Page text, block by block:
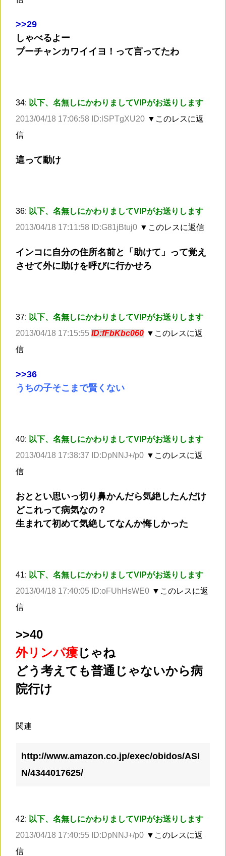
>>29
しゃべるよー
プーチャンカワイイヨ！って言ってたわ
34: 以下、名無しにかわりましてVIPがお送りします
2013/04/18 17:06:58 ID:lSPTgXU20 ▼このレスに返
信
這って動け
36: 以下、名無しにかわりましてVIPがお送りします
2013/04/18 17:11:58 ID:G81jBtuj0 ▼このレスに返信
インコに自分の住所名前と「助けて」って覚え
させて外に助けを呼びに行かせろ
37: 以下、名無しにかわりましてVIPがお送りします
2013/04/18 17:15:55 ID:fFbKbc060 ▼このレスに返
信
>>36
うちの子そこまで賢くない
40: 以下、名無しにかわりましてVIPがお送りします
2013/04/18 17:38:37 ID:DpNNJ+/p0 ▼このレスに返
信
おととい思いっ切り鼻かんだら気絶したんだけ
どこれって病気なの？
生まれて初めて気絶してなんか悔しかった
41: 以下、名無しにかわりましてVIPがお送りします
2013/04/18 17:40:05 ID:oFUhHsWE0 ▼このレスに返
信
>>40
外リンパ瘻じゃね
どう考えても普通じゃないから病
院行け
関連
http://www.amazon.co.jp/exec/obidos/ASI
N/4344017625/
42: 以下、名無しにかわりましてVIPがお送りします
2013/04/18 17:40:55 ID:DpNNJ+/p0 ▼このレスに返
信